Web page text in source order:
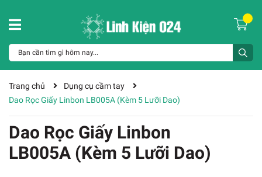
Trang chủ
Dụng cụ cầm tay
Dao Rọc Giấy Linbon LB005A (Kèm 5 Lưỡi Dao)
Dao Rọc Giấy Linbon
LB005A (Kèm 5 Lưỡi Dao)